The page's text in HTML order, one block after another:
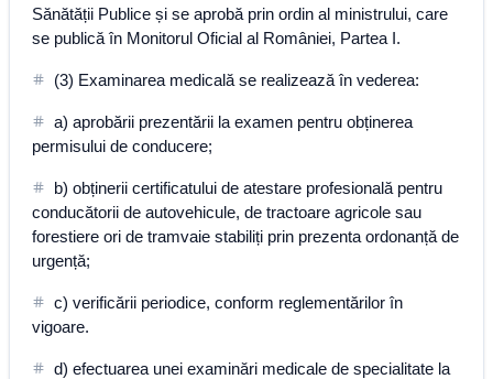
Sănătății Publice și se aprobă prin ordin al ministrului, care
se publică în Monitorul Oficial al României, Partea I.
(3) Examinarea medicală se realizează în vederea:
a) aprobării prezentării la examen pentru obținerea
permisului de conducere;
b) obținerii certificatului de atestare profesională pentru
conducătorii de autovehicule, de tractoare agricole sau
forestiere ori de tramvaie stabiliți prin prezenta ordonanță de
urgență;
c) verificării periodice, conform reglementărilor în
vigoare.
d) efectuarea unei examinări medicale de specialitate la